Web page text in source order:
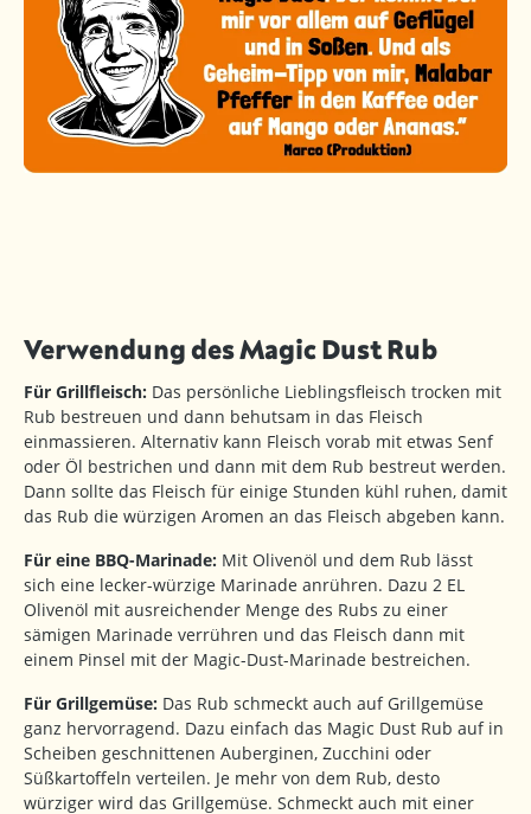
Verwendung des Magic Dust Rub
Für Grillfleisch: Das persönliche Lieblingsfleisch trocken mit
Rub bestreuen und dann behutsam in das Fleisch
einmassieren. Alternativ kann Fleisch vorab mit etwas Senf
oder Öl bestrichen und dann mit dem Rub bestreut werden.
Dann sollte das Fleisch für einige Stunden kühl ruhen, damit
das Rub die würzigen Aromen an das Fleisch abgeben kann.
Für eine BBQ-Marinade: Mit Olivenöl und dem Rub lässt
sich eine lecker-würzige Marinade anrühren. Dazu 2 EL
Olivenöl mit ausreichender Menge des Rubs zu einer
sämigen Marinade verrühren und das Fleisch dann mit
einem Pinsel mit der Magic-Dust-Marinade bestreichen.
Für Grillgemüse: Das Rub schmeckt auch auf Grillgemüse
ganz hervorragend. Dazu einfach das Magic Dust Rub auf in
Scheiben geschnittenen Auberginen, Zucchini oder
Süßkartoffeln verteilen. Je mehr von dem Rub, desto
würziger wird das Grillgemüse. Schmeckt auch mit einer